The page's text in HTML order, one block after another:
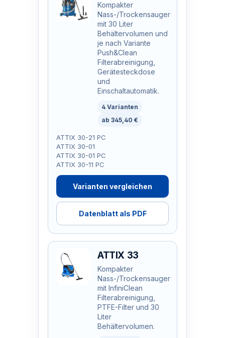
Kompakter
Nass-/Trockensauger
mit 30 Liter
Behältervolumen und
je nach Variante
Push&Clean
Filterabreinigung,
Gerätesteckdose
und
Einschaltautomatik.
4 Varianten
ab 345,40 €
ATTIX 30-21 PC
ATTIX 30-01
ATTIX 30-01 PC
ATTIX 30-11 PC
Varianten vergleichen
Datenblatt als PDF
ATTIX 33
Kompakter
Nass-/Trockensauger
mit InfiniClean
Filterabreinigung,
PTFE-Filter und 30
Liter
Behältervolumen.